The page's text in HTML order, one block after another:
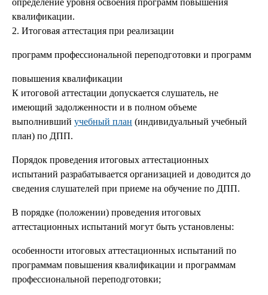
квалификации.
2. Итоговая аттестация при реализации
программ профессиональной переподготовки и программ
повышения квалификации
К итоговой аттестации допускается слушатель, не
имеющий задолженности и в полном объеме
выполнивший учебный план (индивидуальный учебный
план) по ДПП.
Порядок проведения итоговых аттестационных
испытаний разрабатывается организацией и доводится до
сведения слушателей при приеме на обучение по ДПП.
В порядке (положении) проведения итоговых
аттестационных испытаний могут быть установлены:
особенности итоговых аттестационных испытаний по
программам повышения квалификации и программам
профессиональной переподготовки;